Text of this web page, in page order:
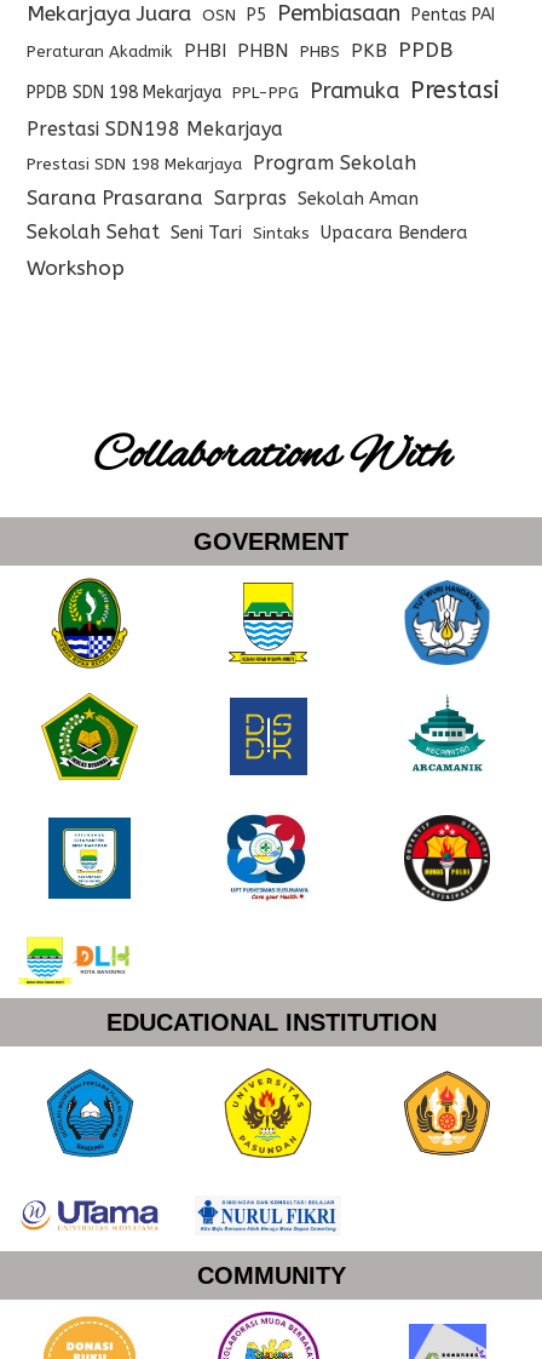
Mekarjaya Juara OSN P5 Pembiasaan Pentas PAI
Peraturan Akadmik PHBI PHBN PHBS PKB PPDB
PPDB SDN 198 Mekarjaya PPL-PPG Pramuka Prestasi
Prestasi SDN198 Mekarjaya
Prestasi SDN 198 Mekarjaya
Program Sekolah
Sarana Prasarana Sarpras Sekolah Aman
Sekolah Sehat Seni Tari Sintaks Upacara Bendera
Workshop
Collaborations With
GOVERMENT
EDUCATIONAL INSTITUTION
COMMUNITY